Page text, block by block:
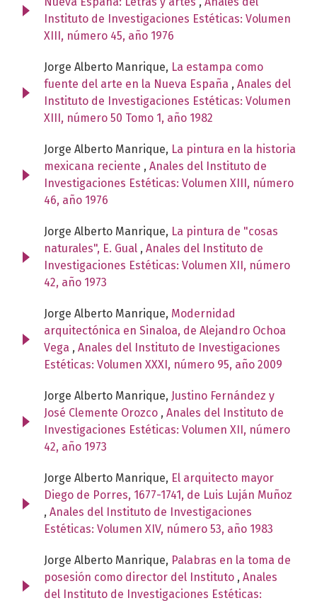
Instituto de Investigaciones Estéticas: Volumen
XIII, número 45, año 1976
Jorge Alberto Manrique, La estampa como
fuente del arte en la Nueva España , Anales del
Instituto de Investigaciones Estéticas: Volumen
XIII, número 50 Tomo 1, año 1982
Jorge Alberto Manrique, La pintura en la historia
mexicana reciente , Anales del Instituto de
Investigaciones Estéticas: Volumen XIII, número
46, año 1976
Jorge Alberto Manrique, La pintura de "cosas
naturales", E. Gual , Anales del Instituto de
Investigaciones Estéticas: Volumen XII, número
42, año 1973
Jorge Alberto Manrique, Modernidad
arquitectónica en Sinaloa, de Alejandro Ochoa
Vega , Anales del Instituto de Investigaciones
Estéticas: Volumen XXXI, número 95, año 2009
Jorge Alberto Manrique, Justino Fernández y
José Clemente Orozco , Anales del Instituto de
Investigaciones Estéticas: Volumen XII, número
42, año 1973
Jorge Alberto Manrique, El arquitecto mayor
Diego de Porres, 1677-1741, de Luis Luján Muñoz
, Anales del Instituto de Investigaciones
Estéticas: Volumen XIV, número 53, año 1983
Jorge Alberto Manrique, Palabras en la toma de
posesión como director del Instituto , Anales
del Instituto de Investigaciones Estéticas: